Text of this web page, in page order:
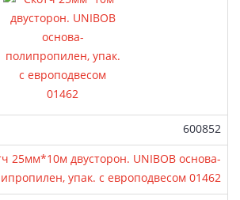
Артикул:
600852
25мм*10м двусторон. UNIBOB основа-
упак. с европодвесом 01462